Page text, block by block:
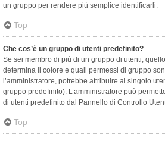
un gruppo per rendere più semplice identificarli.
Top
Che cos’è un gruppo di utenti predefinito?
Se sei membro di più di un gruppo di utenti,
determina il colore e quali permessi di gruppo
l’amministratore, potrebbe attribuire al singolo
gruppo predefinito). L’amministratore può
di utenti predefinito dal Pannello di Controllo
Top